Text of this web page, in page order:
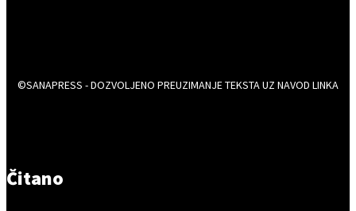
©SANAPRESS - DOZVOLJENO PREUZIMANJE TEKSTA UZ NAVOD LINKA
Čitano